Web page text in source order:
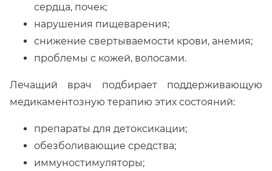
сердца, почек;
нарушения пищеварения;
снижение свертываемости крови, анемия;
проблемы с кожей, волосами.
Лечащий врач подбирает поддерживающую
медикаментозную терапию этих состояний:
препараты для детоксикации;
обезболивающие средства;
иммуностимуляторы;